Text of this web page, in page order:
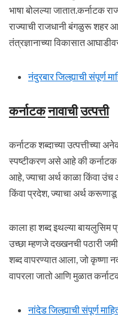
भाषा बोलल्या जातात.कर्नाटक
राज्याची राजधानी बंगळुरू शहर
तंत्रज्ञानाच्या विकासात
नंदुरबार जिल्ह्याची संपूर्ण
कर्नाटकनावाचीउत्पत्ती
कर्नाटक शब्दाच्या उत्पत्तीच्या
स्पष्टीकरण असे आहे की कर्नाटक
आहे, ज्याचा अर्थ काळा किंवा
किंवा प्रदेश, ज्याचा अर्थ
काला हा शब्द इथल्या
उच्छा म्हणजे दख्खनची पठारी
शब्द वापरण्यात आला, जो कृष्णा
वापरला जातो आणि मुळात
नांदेड जिल्ह्याची संपूर्ण